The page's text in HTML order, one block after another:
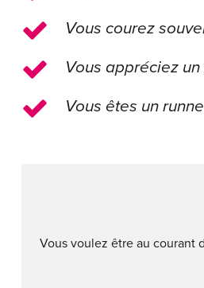
Vous courez
Vous appréciez
Vous êtes un
Vous voulez être au courant